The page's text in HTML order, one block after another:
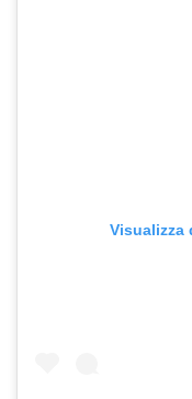
Visualizza